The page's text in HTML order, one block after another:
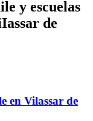
y escuelas
de
en Vilassar de